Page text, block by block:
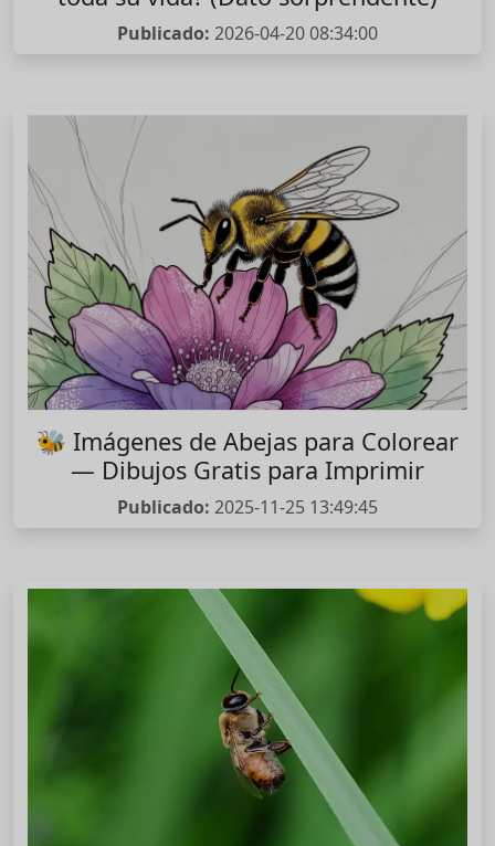
Publicado: 2026-04-20 08:34:00
🐝 Imágenes de Abejas para Colorear
— Dibujos Gratis para Imprimir
Publicado: 2025-11-25 13:49:45